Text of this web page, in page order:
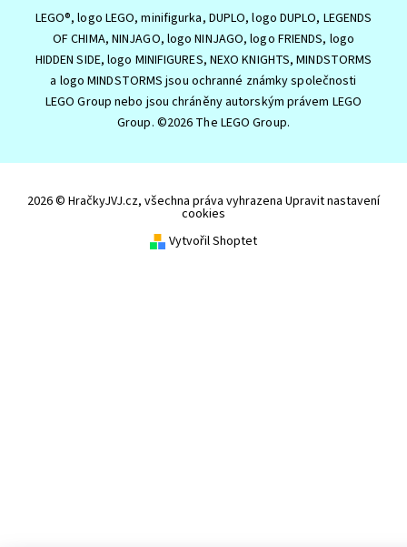
LEGO®, logo LEGO, minifigurka, DUPLO, logo DUPLO, LEGENDS
OF CHIMA, NINJAGO, logo NINJAGO, logo FRIENDS, logo
HIDDEN SIDE, logo MINIFIGURES, NEXO KNIGHTS, MINDSTORMS
a logo MINDSTORMS jsou ochranné známky společnosti
LEGO Group nebo jsou chráněny autorským právem LEGO
Group. ©2026 The LEGO Group.
2026 © HračkyJVJ.cz, všechna práva vyhrazena Upravit nastavení
cookies
Vytvořil Shoptet